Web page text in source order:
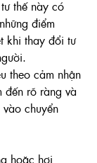
thế này có
điểm
khi thay đổi tư
theo cảm nhận
đến rõ ràng và
chuyển
hoặc hơi